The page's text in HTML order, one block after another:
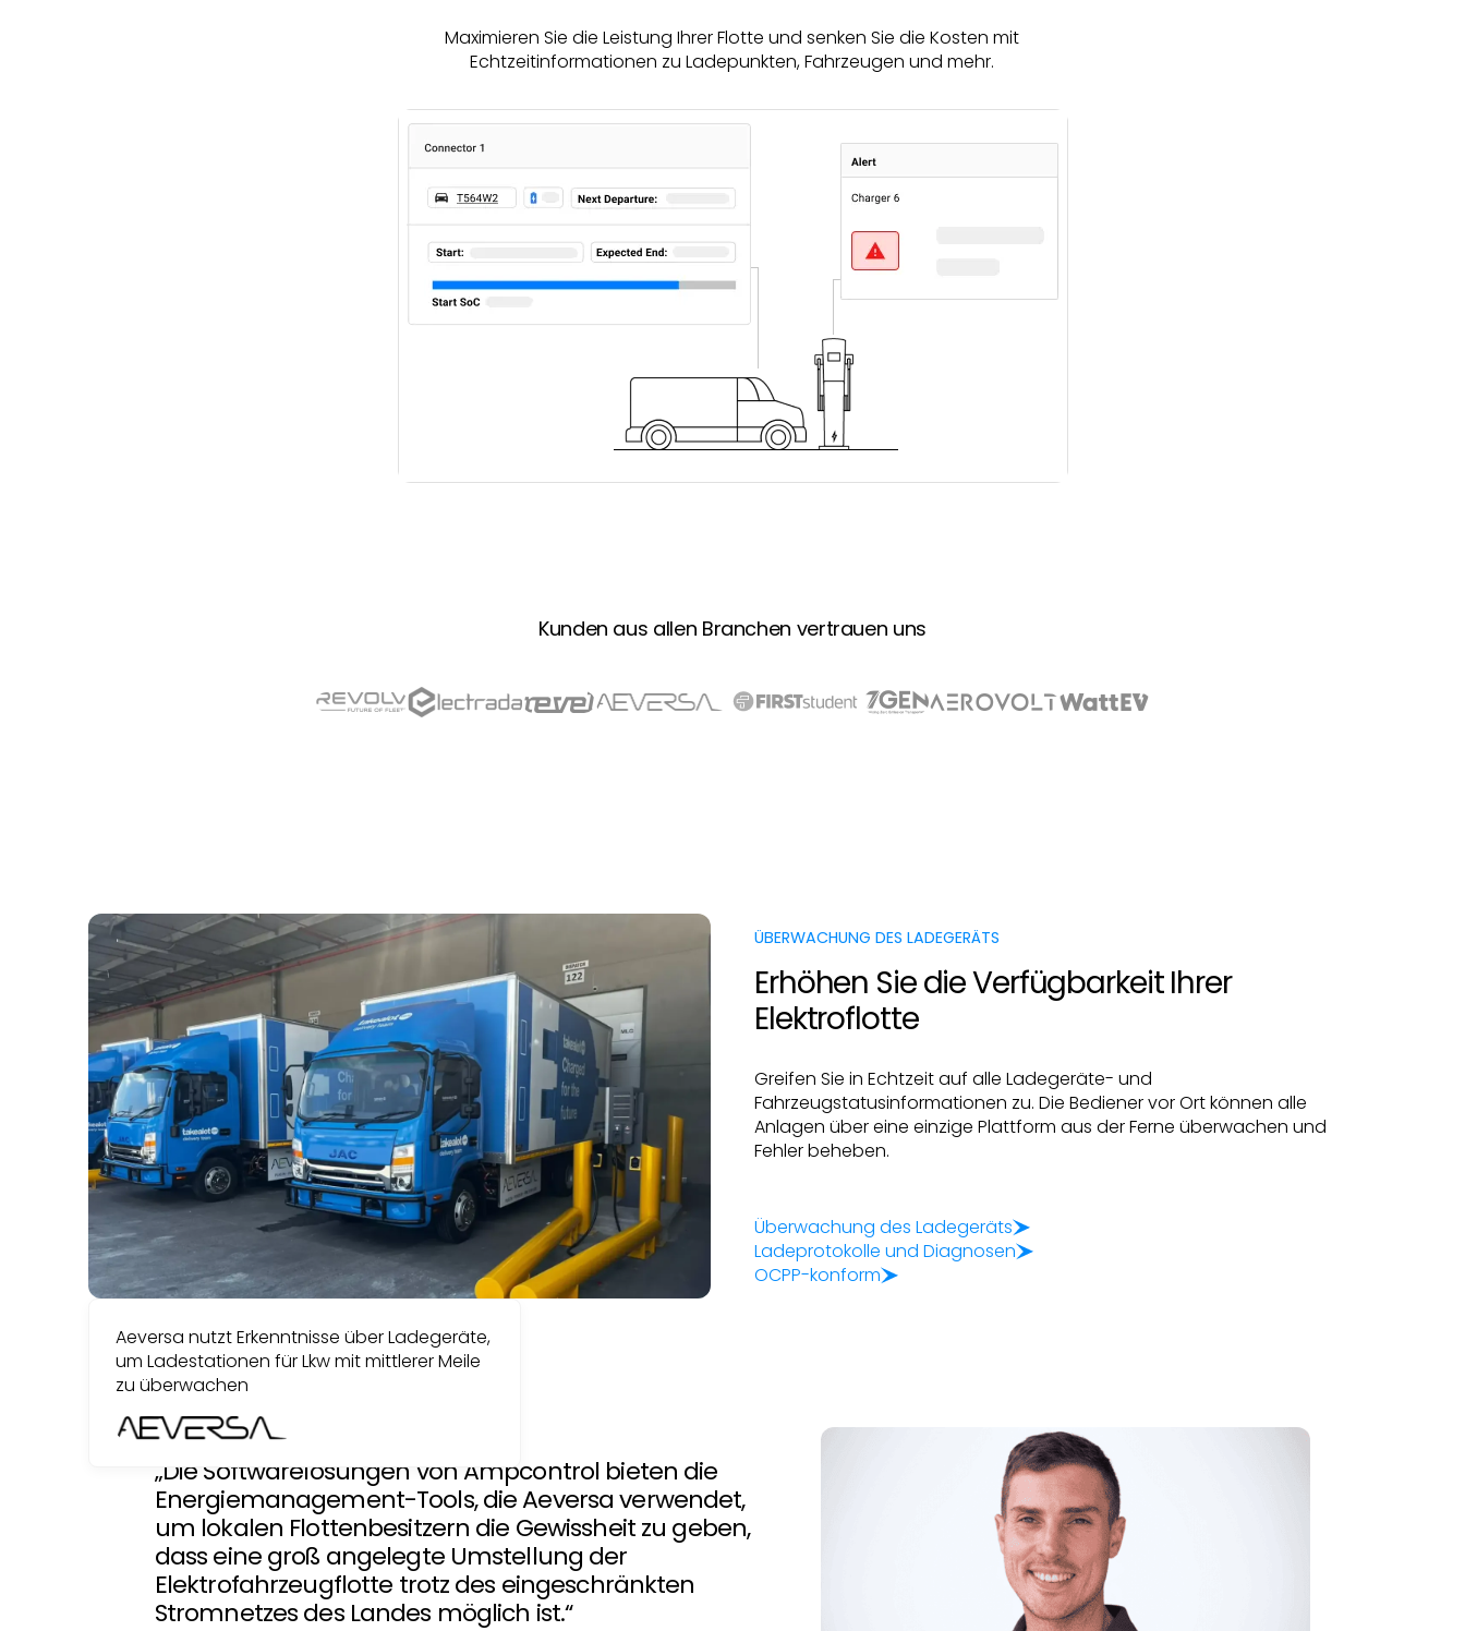
Maximieren Sie die Leistung Ihrer Flotte und senken Sie die Kosten mit
Echtzeitinformationen zu Ladepunkten, Fahrzeugen und mehr.
Kunden aus allen Branchen vertrauen uns
Aeversa nutzt Erkenntnisse über Ladegeräte,
um Ladestationen für Lkw mit mittlerer Meile
zu überwachen
ÜBERWACHUNG DES LADEGERÄTS
Erhöhen Sie die Verfügbarkeit Ihrer
Elektroflotte
Greifen Sie in Echtzeit auf alle Ladegeräte- und
Fahrzeugstatusinformationen zu. Die Bediener vor Ort können alle
Anlagen über eine einzige Plattform aus der Ferne überwachen und
Fehler beheben.
Überwachung des Ladegeräts
Ladeprotokolle und Diagnosen
OCPP-konform
„Die Softwarelösungen von Ampcontrol bieten die
Energiemanagement-Tools, die Aeversa verwendet,
um lokalen Flottenbesitzern die Gewissheit zu geben,
dass eine groß angelegte Umstellung der
Elektrofahrzeugflotte trotz des eingeschränkten
Stromnetzes des Landes möglich ist.“